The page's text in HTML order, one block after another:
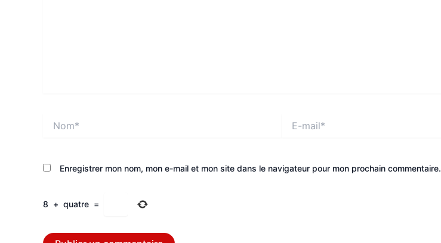
mail*
Enregistrer mon nom, mon e-mail et mon site dans le navigateur pour mon prochain commentaire.
8 + quatre =